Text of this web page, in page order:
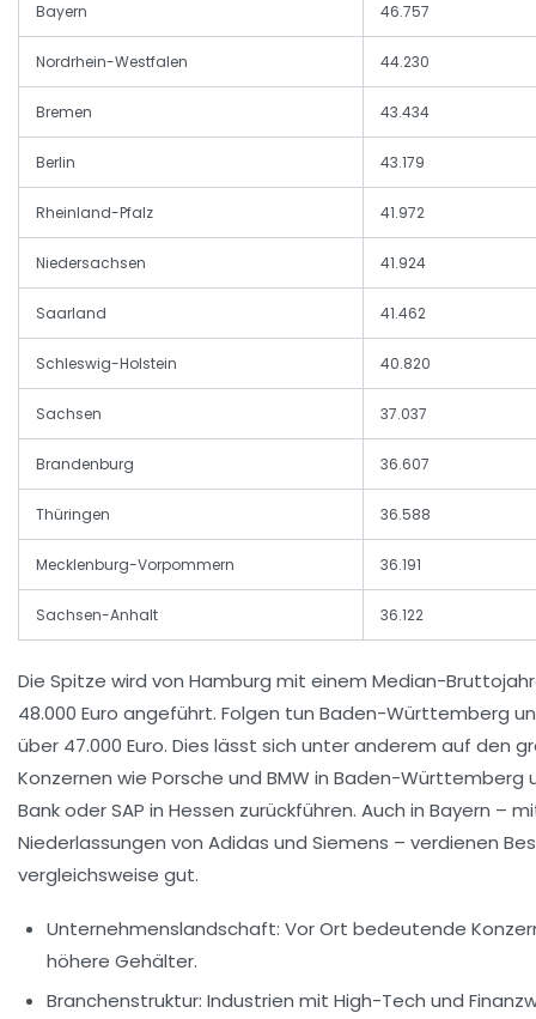
Bayern 46.757
Nordrhein-Westfalen 44.230
Bremen 43.434
Berlin 43.179
Rheinland-Pfalz 41.972
Niedersachsen 41.924
Saarland 41.462
Schleswig-Holstein 40.820
Sachsen 37.037
Brandenburg 36.607
Thüringen 36.588
Mecklenburg-Vorpommern 36.191
Sachsen-Anhalt 36.122
Die Spitze wird von Hamburg mit einem Median-
48.000 Euro angeführt. Folgen tun Baden-Württemberg
über 47.000 Euro. Dies lässt sich unter anderem auf den
Konzernen wie Porsche und BMW in Baden-Württemberg
Bank oder SAP in Hessen zurückführen. Auch in Bayern –
Niederlassungen von Adidas und Siemens – verdienen
vergleichsweise gut.
Unternehmenslandschaft: Vor Ort bedeutende
höhere Gehälter.
Branchenstruktur: Industrien mit High-Tech und